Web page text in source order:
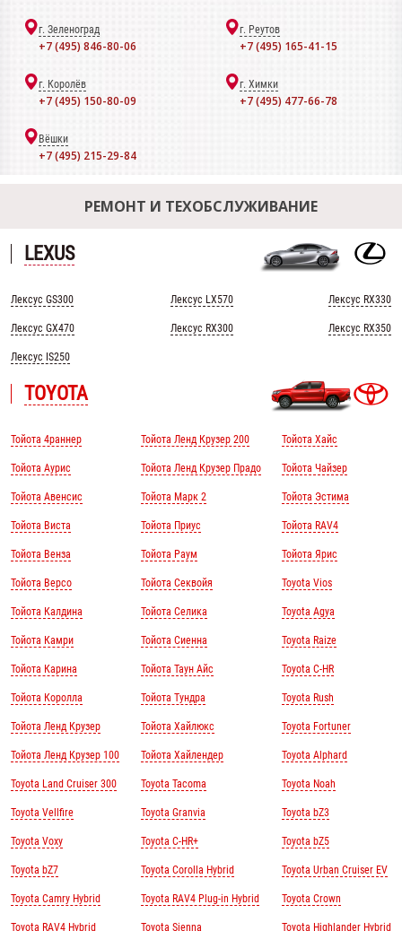
г. Зеленоград
+7 (495) 846-80-06
г. Реутов
+7 (495) 165-41-15
г. Королёв
+7 (495) 150-80-09
г. Химки
+7 (495) 477-66-78
Вёшки
+7 (495) 215-29-84
РЕМОНТ И ТЕХОБСЛУЖИВАНИЕ
LEXUS
Лексус GS300
Лексус GX470
Лексус IS250
Лексус LX570
Лексус RX300
Лексус RX330
Лексус RX350
TOYOTA
Тойота 4раннер
Тойота Аурис
Тойота Авенсис
Тойота Виста
Тойота Венза
Тойота Версо
Тойота Калдина
Тойота Камри
Тойота Карина
Тойота Королла
Тойота Ленд Крузер
Тойота Ленд Крузер 100
Toyota Land Cruiser 300
Toyota Vellfire
Toyota Voxy
Toyota bZ7
Toyota Camry Hybrid
Toyota RAV4 Hybrid
Тойота Ленд Крузер 200
Тойота Ленд Крузер Прадо
Тойота Марк 2
Тойота Приус
Тойота Раум
Тойота Секвойя
Тойота Селика
Тойота Сиенна
Тойота Таун Айс
Тойота Тундра
Тойота Хайлюкс
Тойота Хайлендер
Toyota Tacoma
Toyota Granvia
Toyota C-HR+
Toyota Corolla Hybrid
Toyota RAV4 Plug-in Hybrid
Toyota Sienna
Тойота Хайс
Тойота Чайзер
Тойота Эстима
Тойота RAV4
Тойота Ярис
Toyota Vios
Toyota Agya
Toyota Raize
Toyota C-HR
Toyota Rush
Toyota Fortuner
Toyota Alphard
Toyota Noah
Toyota bZ3
Toyota bZ5
Toyota Urban Cruiser EV
Toyota Crown
Toyota Highlander Hybrid